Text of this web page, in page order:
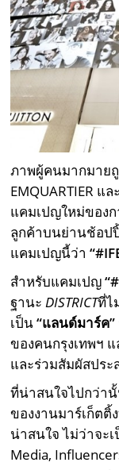
ภาพผู้คนมากมาย
EMQUARTIER แ
แคมเปญใหม่ของ
ลูกค้าบนย่านช้อป
แคมเปญนี้ว่า“
สำหรับแคมเปญ
ฐานะDISTRICTที่ไ
เป็น“แลนด์มาร์ค”
ของคนกรุงเทพฯ
และร่วมสัมผัสปร
ที่น่าสนใจไปกว่า
ของงานมาร์เก็ต
น่าสนใจ ไม่ว่าจะ
Media,